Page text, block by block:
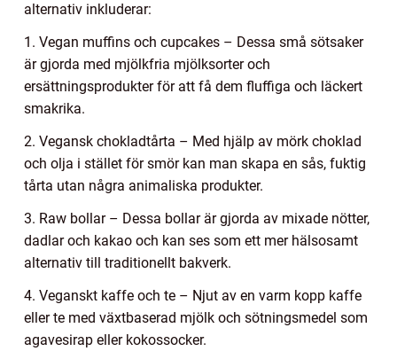
alternativ inkluderar:
1. Vegan muffins och cupcakes – Dessa små sötsaker
är gjorda med mjölkfria mjölksorter och
ersättningsprodukter för att få dem fluffiga och läckert
smakrika.
2. Vegansk chokladtårta – Med hjälp av mörk choklad
och olja i stället för smör kan man skapa en sås, fuktig
tårta utan några animaliska produkter.
3. Raw bollar – Dessa bollar är gjorda av mixade nötter,
dadlar och kakao och kan ses som ett mer hälsosamt
alternativ till traditionellt bakverk.
4. Veganskt kaffe och te – Njut av en varm kopp kaffe
eller te med växtbaserad mjölk och sötningsmedel som
agavesirap eller kokossocker.